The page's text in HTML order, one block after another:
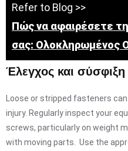
Refer to Blog >>
Πώς να αφαιρέσετε
σας: Ολοκληρωμένος
Έλεγχος και
Loose or stripped fasteners
injury. Regularly inspect your
screws, particularly on weight
with moving parts. Use the